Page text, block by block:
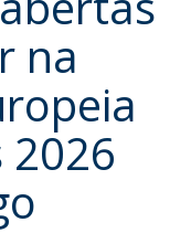
na
2026